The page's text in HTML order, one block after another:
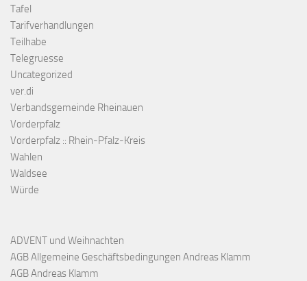
Tafel
Tarifverhandlungen
Teilhabe
Telegruesse
Uncategorized
ver.di
Verbandsgemeinde Rheinauen
Vorderpfalz
Vorderpfalz :: Rhein-Pfalz-Kreis
Wahlen
Waldsee
Würde
ADVENT und Weihnachten
AGB Allgemeine Geschäftsbedingungen Andreas Klamm
AGB Andreas Klamm